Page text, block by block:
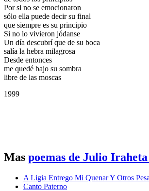
Por si no se emocionaron
sólo ella puede decir su final
que siempre es su principio
Si no lo vivieron jódanse
Un día descubrí que de su boca
salía la hebra milagrosa
Desde entonces
me quedé bajo su sombra
libre de las moscas
1999
Mas poemas de Julio Iraheta
A Ligia Entrego Mi Quenar Y Otros
Canto Paterno